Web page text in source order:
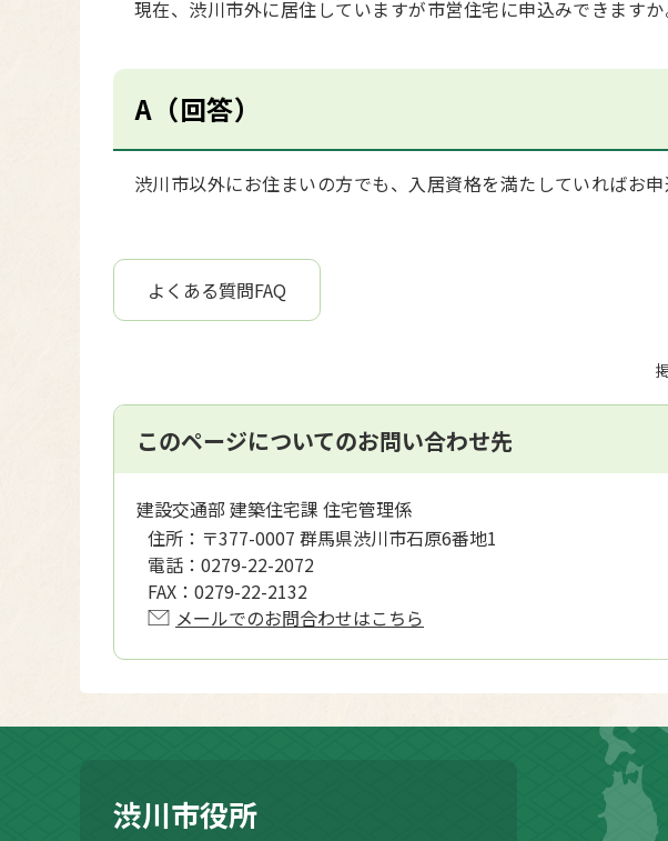
現在、渋川市外に居住していますが市営住宅に申込みできますか
A（回答）
渋川市以外にお住まいの方でも、入居資格を満たしていればお申
よくある質問FAQ
このページについてのお問い合わせ先
建設交通部 建築住宅課 住宅管理係
住所： 〒377-0007 群馬県渋川市石原6番地1
電話： 0279-22-2072
FAX： 0279-22-2132
メールでのお問合わせはこちら
渋川市役所